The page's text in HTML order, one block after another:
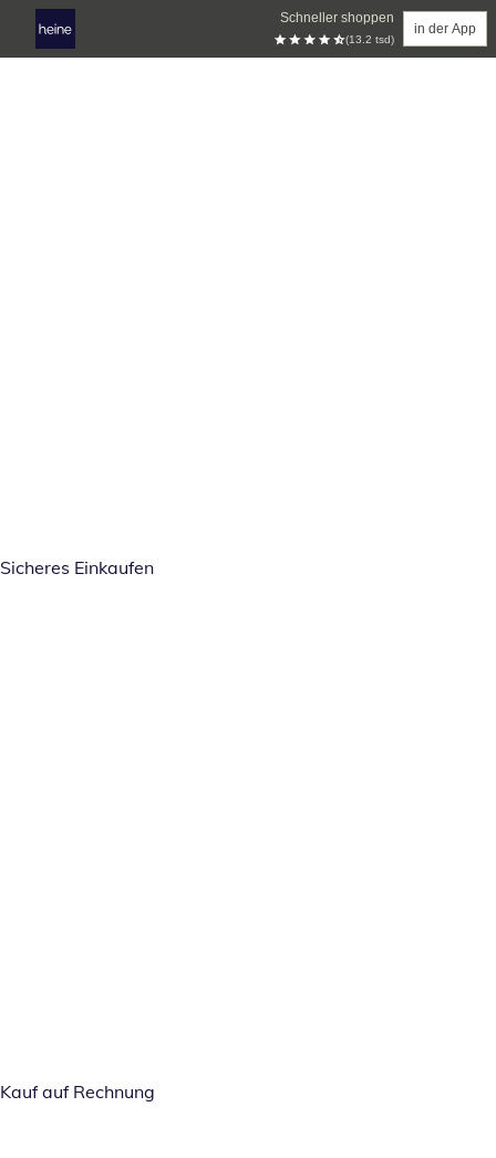
Schneller shoppen
(13.2 tsd)
in der App
Sicheres Einkaufen
Kauf auf Rechnung